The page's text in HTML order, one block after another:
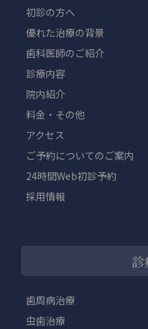
初診の方へ
優れた治療の背景
歯科医師のご紹介
診療内容
院内紹介
料金・その他
アクセス
ご予約についてのご案内
24時間Web初診予約
採用情報
歯周病治療
虫歯治療